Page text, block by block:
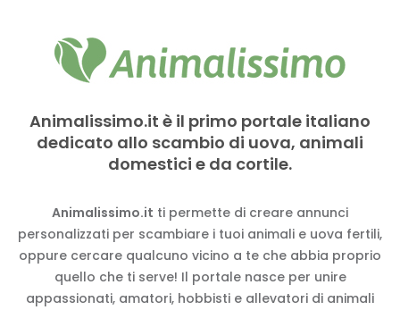
Animalissimo.it è il primo portale italiano
dedicato allo scambio di uova, animali
domestici e da cortile.
Animalissimo.it ti permette di creare annunci
personalizzati per scambiare i tuoi animali e uova fertili,
oppure cercare qualcuno vicino a te che abbia proprio
quello che ti serve! Il portale nasce per unire
appassionati, amatori, hobbisti e allevatori di animali